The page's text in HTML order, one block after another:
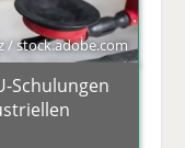
/ stock.adobe.com
Schulungen